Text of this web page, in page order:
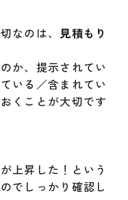
なのは、見積もり
か、提示されてい
いる／含まれてい
くことが大切です
上昇した！という
でしっかり確認し